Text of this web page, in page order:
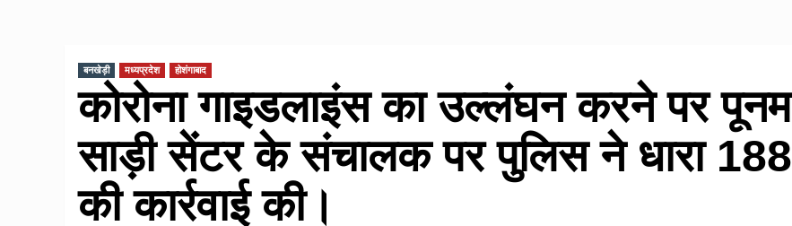
बनखेड़ी मध्यप्रदेश होशंगाबाद
कोरोना गाइडलाइंस का उल्लंघन करने पर पूनम
साड़ी सेंटर के संचालक पर पुलिस ने धारा 188
की कार्रवाई की।